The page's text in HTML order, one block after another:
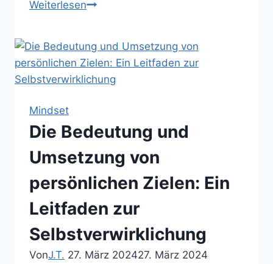
WeiterlesenDie
Zielerreichung:
Erfolgreich
persönliche
und
erreichen
Mindset
Die Bedeutung und
Umsetzung von
persönlichen Zielen: Ein
Leitfaden zur
Selbstverwirklichung
VonJ.T. 27. März 202427. März 2024